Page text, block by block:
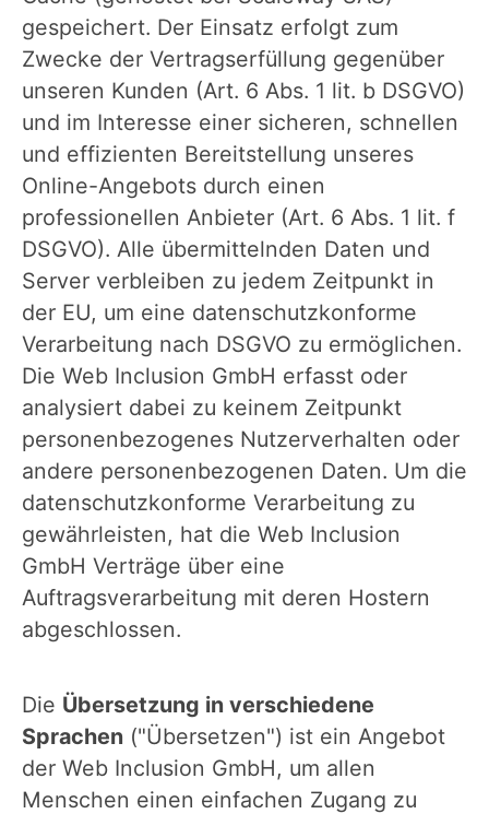
gespeichert. Der Einsatz erfolgt zum
Zwecke der Vertragserfüllung gegenüber
unseren Kunden (Art. 6 Abs. 1 lit. b DSGVO)
und im Interesse einer sicheren, schnellen
und effizienten Bereitstellung unseres
Online-Angebots durch einen
professionellen Anbieter (Art. 6 Abs. 1 lit. f
DSGVO). Alle übermittelnden Daten und
Server verbleiben zu jedem Zeitpunkt in
der EU, um eine datenschutzkonforme
Verarbeitung nach DSGVO zu ermöglichen.
Die Web Inclusion GmbH erfasst oder
analysiert dabei zu keinem Zeitpunkt
personenbezogenes Nutzerverhalten oder
andere personenbezogenen Daten. Um die
datenschutzkonforme Verarbeitung zu
gewährleisten, hat die Web Inclusion
GmbH Verträge über eine
Auftragsverarbeitung mit deren Hostern
abgeschlossen.
Die Übersetzung in verschiedene
Sprachen ("Übersetzen") ist ein Angebot
der Web Inclusion GmbH, um allen
Menschen einen einfachen Zugang zu